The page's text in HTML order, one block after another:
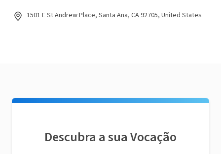
1501 E St Andrew Place, Santa Ana, CA 92705, United States
Descubra a sua Vocação